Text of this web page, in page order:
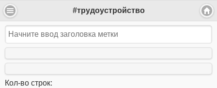
#трудоустройство
Кол-во строк: